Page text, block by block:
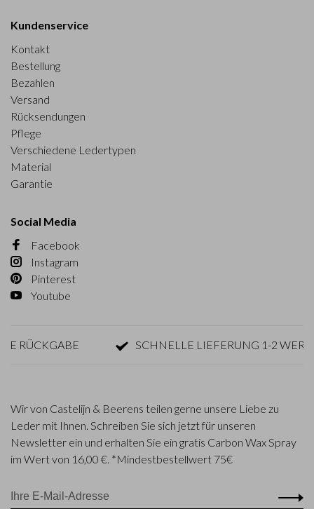
Kundenservice
Kontakt
Bestellung
Bezahlen
Versand
Rücksendungen
Pflege
Verschiedene Ledertypen
Material
Garantie
Social Media
Facebook
Instagram
Pinterest
Youtube
SCHNELLE LIEFERUNG 1-2
Wir von Castelijn & Beerens teilen gerne unsere Liebe zu
Leder mit Ihnen. Schreiben Sie sich jetzt für unseren
Newsletter ein und erhalten Sie ein gratis Carbon Wax Spray
im Wert von 16,00 €. *Mindestbestellwert 75€